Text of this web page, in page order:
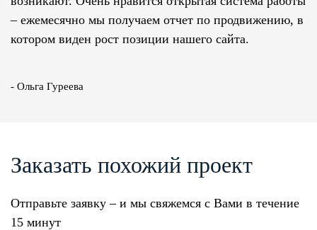
– ежемесячно мы получаем отчет по продвижению, в
котором виден рост позиции нашего сайта.
- Ольга Гуреева
Заказать похожий проект
Отправьте заявку – и мы свяжемся с Вами в течение
15 минут